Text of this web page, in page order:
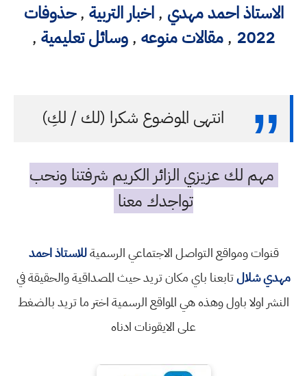
الاستاذ احمد مهدي ,اخبار التربية ,حذوفات
2022
,مقالات منوعه ,وسائل تعليمية ,
انتهى الموضوع شكرا (لك / لكِ)
مهم لك عزيزي الزائر الكريم شرفتنا ونحب
تواجدك معنا
قنوات ومواقع التواصل الاجتماعي الرسميةللاستاذ احمد
مهدي شلالتابعنا باي مكان تريد حيث المصداقية والحقيقة في
النشر اولا باول وهذه هي المواقع الرسمية اختر ما تريد بالضغط
على الايقونات ادناه